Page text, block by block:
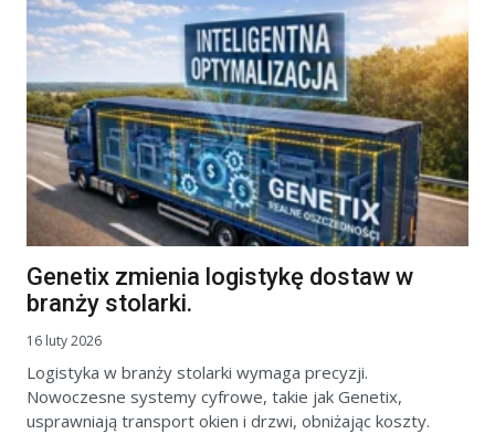
Genetix zmienia logistykę dostaw w
branży stolarki.
16 luty 2026
Logistyka w branży stolarki wymaga precyzji.
Nowoczesne systemy cyfrowe, takie jak Genetix,
usprawniają transport okien i drzwi, obniżając koszty.